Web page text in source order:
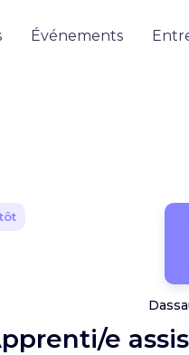
Événements
e